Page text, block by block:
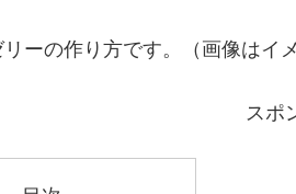
ーの作り方です。（画像はイ
スポ